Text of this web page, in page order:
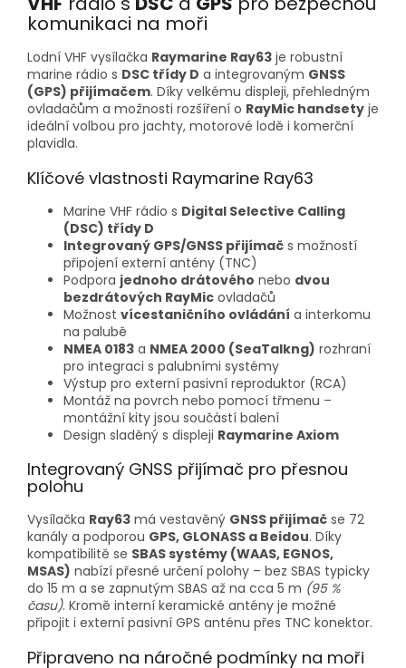
komunikaci na moři
Lodní VHF vysílačka Raymarine Ray63 je robustní
marine rádio s DSC třídy D a integrovaným GNSS
(GPS) přijímačem. Díky velkému displeji, přehledným
ovladačům a možnosti rozšíření o RayMic handsety je
ideální volbou pro jachty, motorové lodě i komerční
plavidla.
Klíčové vlastnosti Raymarine Ray63
Marine VHF rádio s Digital Selective Calling
(DSC) třídy D
Integrovaný GPS/GNSS přijímač s možností
připojení externí antény (TNC)
Podpora jednoho drátového nebo dvou
bezdrátových RayMic ovladačů
Možnost vícestaničního ovládání a interkomu
na palubě
NMEA 0183 a NMEA 2000 (SeaTalkng) rozhraní
pro integraci s palubními systémy
Výstup pro externí pasivní reproduktor (RCA)
Montáž na povrch nebo pomocí třmenu –
montážní kity jsou součástí balení
Design sladěný s displeji Raymarine Axiom
Integrovaný GNSS přijímač pro přesnou
polohu
Vysílačka Ray63 má vestavěný GNSS přijímač se 72
kanály a podporou GPS, GLONASS a Beidou. Díky
kompatibilitě se SBAS systémy (WAAS, EGNOS,
MSAS) nabízí přesné určení polohy – bez SBAS typicky
do 15 m a se zapnutým SBAS až na cca 5 m (95 %
času). Kromě interní keramické antény je možné
připojit i externí pasivní GPS anténu přes TNC konektor.
Připraveno na náročné podmínky na moři